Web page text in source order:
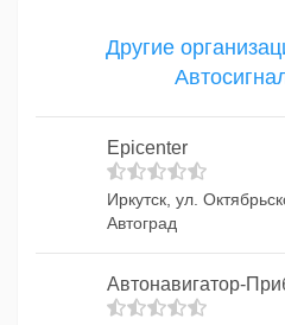
Другие
Epicenter
Иркутск, ул.
Автоград
Автонавигатор-